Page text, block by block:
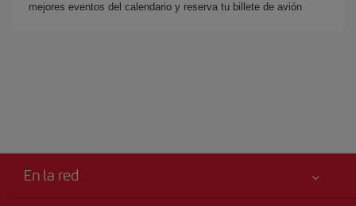
mejores eventos del calendario y reserva tu billete de avión
En la red